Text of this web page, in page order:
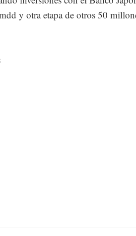
y otra etapa de otros 50